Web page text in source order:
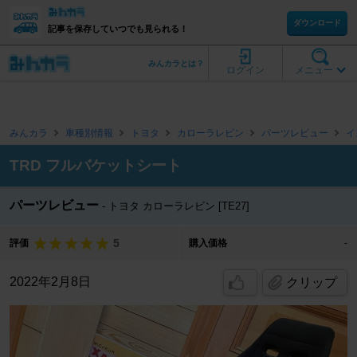
記事を保存していつでも見られる！
ダウンロード
メニュー
ログイン
みんカラとは？
みんカラ 車種別情報 トヨタ カローラレビン パーツレビュー
TRD フルバケットシート
パーツレビュー トヨタ カローラレビン [TE27]
評価 5 購入価格 -
2022年2月8日 クリップ